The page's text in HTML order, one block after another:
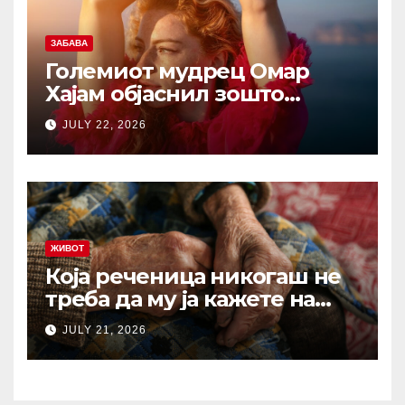
ЗАБАВА
Големиот мудрец Омар
Хајам објаснил зошто
никогаш не треба да се
жалиме на животот: И по
1.000 години ова сè уште е
еден од најдобрите совети
JULY 22, 2026
ЖИВОТ
Која реченица никогаш не
треба да му ја кажете на
вашиот остарен родител?
Зборови што отвораат рани
кои никогаш не
JULY 21, 2026